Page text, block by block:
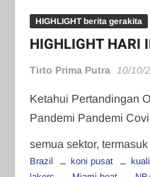
HIGHLIGHT berita gerakita
HIGHLIGHT HARI
Tirto Prima Putra 10/10/
Ketahui Pertandingan
Pandemi Pandemi
semua sektor,
Brazil koni pusat